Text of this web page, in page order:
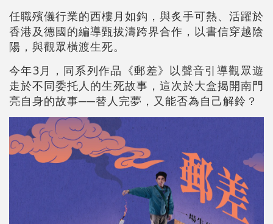
任職殯儀行業的西樓月如鈎，與炙手可熱、活躍於
香港及德國的編導甄拔濤跨界合作，以書信穿越陰
陽，與觀眾橫渡生死。
今年3月，同系列作品《郵差》以聲音引導觀眾遊
走於不同委托人的生死故事，這次於大盒揭開南門
亮自身的故事──替人完夢，又能否為自己解鈴？